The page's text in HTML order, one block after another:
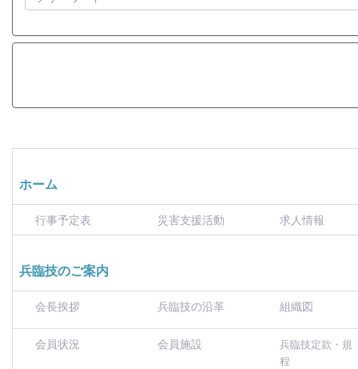
ホーム
行事予定表 災害支援活動 求人情報
兵臨技のご案内
会長挨拶 兵臨技の沿革 組織図
会員状況 会員施設
兵臨技定款・規
程